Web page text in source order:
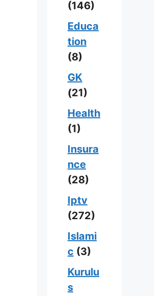
(146)
Educa
tion
(8)
GK
(21)
Health
(1)
Insura
nce
(28)
Iptv
(272)
Islami
c (3)
Kurulu
s